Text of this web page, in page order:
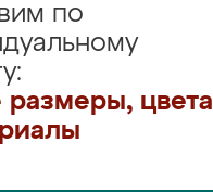
по
цвета